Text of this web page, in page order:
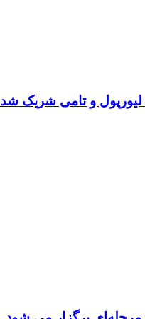
لیورپول و تامی شریک